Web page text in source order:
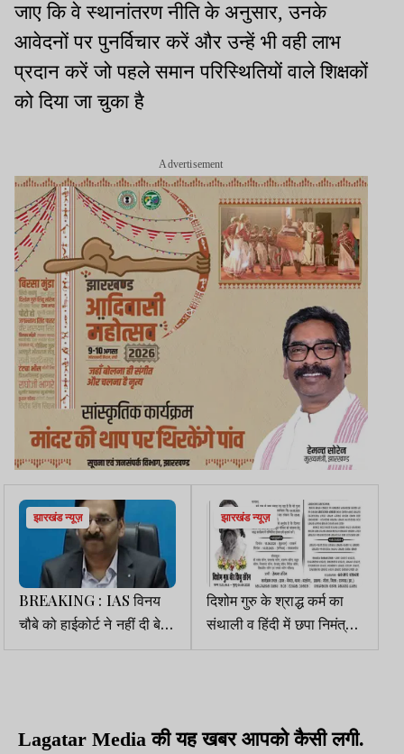
जाए कि वे स्थानांतरण नीति के अनुसार, उनके
आवेदनों पर पुनर्विचार करें और उन्हें भी वही लाभ
प्रदान करें जो पहले समान परिस्थितियों वाले शिक्षकों
को दिया जा चुका है
Advertisement
झारखंड न्यूज़
BREAKING : IAS विनय
चौबे को हाईकोर्ट ने नहीं दी बेल,
याचिका खारिज
झारखंड न्यूज़
दिशोम गुरु के श्राद्ध कर्म का
संथाली व हिंदी में छपा निमंत्रण
पत्र, नेमरा गांव में जुटेगा
Lagatar Media की यह खबर आपको कैसी लगी.